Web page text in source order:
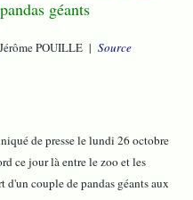
géants
Jérôme POUILLE | Source
de presse le lundi 26 octobre
ce jour là entre le zoo et les
couple de pandas géants aux